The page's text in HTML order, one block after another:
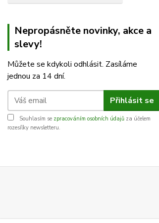
Nepropásněte novinky, akce a
slevy!
Můžete se kdykoli odhlásit. Zasíláme
jednou za 14 dní.
Přihlásit se
Souhlasím se zpracováním osobních údajů za účelem
rozesílky newsletteru.